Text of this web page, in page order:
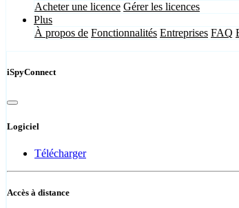
Acheter une licence Gérer les licences
Plus
À propos de Fonctionnalités Entreprises FAQ
iSpyConnect
Logiciel
Télécharger
Accès à distance